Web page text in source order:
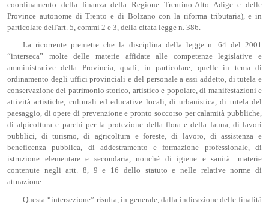
coordinamento della finanza della Regione Trentino-Alto Adige e delle
Province autonome di Trento e di Bolzano con la riforma tributaria), e in
particolare dell'art. 5, commi 2 e 3, della citata legge n. 386.
La ricorrente premette che la disciplina della legge n. 64 del 2001
“interseca” molte delle materie affidate alle competenze legislative e
amministrative della Provincia, quali, in particolare, quelle in tema di
ordinamento degli uffici provinciali e del personale a essi addetto, di tutela e
conservazione del patrimonio storico, artistico e popolare, di manifestazioni e
attività artistiche, culturali ed educative locali, di urbanistica, di tutela del
paesaggio, di opere di prevenzione e pronto soccorso per calamità pubbliche,
di alpicoltura e parchi per la protezione della flora e della fauna, di lavori
pubblici, di turismo, di agricoltura e foreste, di lavoro, di assistenza e
beneficenza pubblica, di addestramento e formazione professionale, di
istruzione elementare e secondaria, nonché di igiene e sanità: materie
contenute negli artt. 8, 9 e 16 dello statuto e nelle relative norme di
attuazione.
Questa “intersezione” risulta, in generale, dalla indicazione delle finalità